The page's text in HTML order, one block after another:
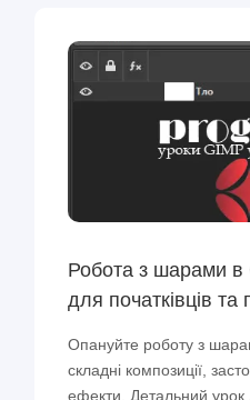
Робота з шарами в
для початківців та
Опануйте роботу з
складні композиції,
ефекти. Детальний урок